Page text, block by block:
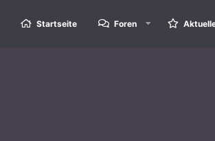
Startseite Foren